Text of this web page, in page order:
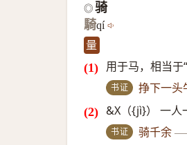
◎ 骑
騎qí
量
用于马，相当于
书证 挣下一头
&X（{jì}） 一人
书证 骑千余